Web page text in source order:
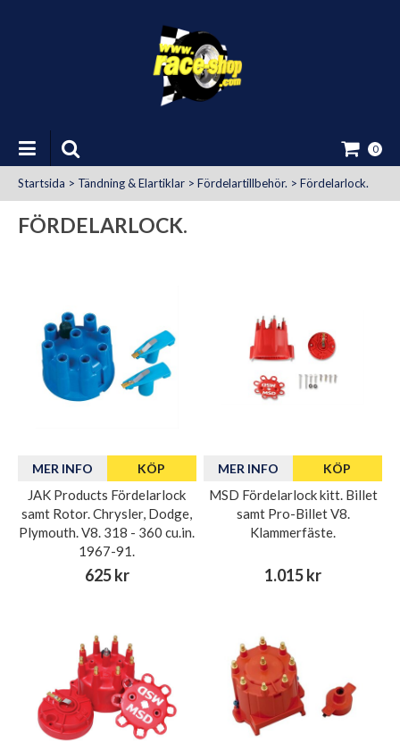
0
Uttag
Startsida > Tändning & Elartiklar > Fördelartillbehör. > Fördelarlock.
FÖRDELARLOCK.
MER INFO KÖP
JAK Products Fördelarlock
samt Rotor. Chrysler, Dodge,
Plymouth. V8. 318 - 360 cu.in.
1967-91.
625 kr
MER INFO KÖP
MSD Fördelarlock kitt. Billet
samt Pro-Billet V8.
Klammerfäste.
1.015 kr